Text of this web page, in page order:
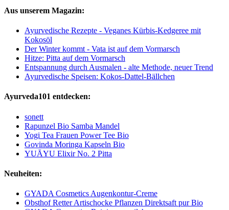
Aus unserem Magazin:
Ayurvedische Rezepte - Veganes Kürbis-Kedgeree mit
Kokosöl
Der Winter kommt - Vata ist auf dem Vormarsch
Hitze: Pitta auf dem Vormarsch
Entspannung durch Ausmalen - alte Methode, neuer Trend
Ayurvedische Speisen: Kokos-Dattel-Bällchen
Ayurveda101 entdecken:
sonett
Rapunzel Bio Samba Mandel
Yogi Tea Frauen Power Tee Bio
Govinda Moringa Kapseln Bio
YUĀYU Elixir No. 2 Pitta
Neuheiten:
GYADA Cosmetics Augenkontur-Creme
Obsthof Retter Artischocke Pflanzen Direktsaft pur Bio